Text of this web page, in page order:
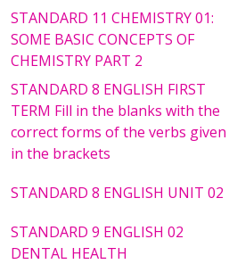
STANDARD 11 CHEMISTRY 01:
SOME BASIC CONCEPTS OF
CHEMISTRY PART 2
STANDARD 8 ENGLISH FIRST
TERM Fill in the blanks with the
correct forms of the verbs given
in the brackets
STANDARD 8 ENGLISH UNIT 02
STANDARD 9 ENGLISH 02
DENTAL HEALTH